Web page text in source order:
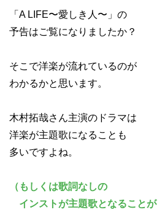
「A LIFE〜愛しき人〜」の
予告はご覧になりましたか？
そこで洋楽が流れているのが
わかるかと思います。
木村拓哉さん主演のドラマは
洋楽が主題歌になることも
多いですよね。
（もしくは歌詞なしの
インストが主題歌となることが